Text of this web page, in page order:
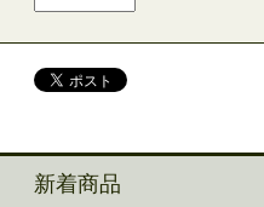
新着商品